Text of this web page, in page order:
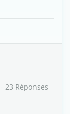
- 23 Réponses